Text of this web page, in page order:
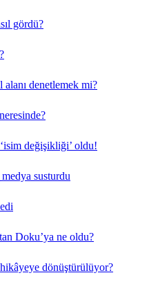
gördü?
denetlemek mi?
değişikliği’ oldu!
susturdu
Doku’ya ne oldu?
dönüştürülüyor?